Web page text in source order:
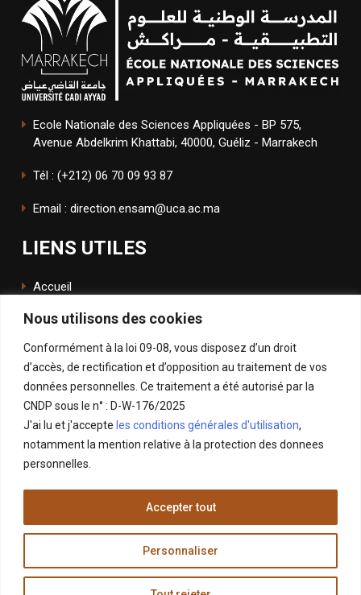
Nous utilisons des cookies
Conformément à la loi 09-08, vous disposez d’un droit
d’accès, de rectification et d’opposition au traitement de vos
données personnelles. Ce traitement a été autorisé par la
CNDP sous le n° : D-W-176/2025
J'ai lu et j'accepte les conditions générales d'utilisation,
notamment la mention relative à la protection des donnees
personnelles.
Personnaliser
Accepter tout
Ecole Nationale des Sciences Appliquées - BP 575,
Avenue Abdelkrim Khattabi, 40000, Guéliz - Marrakech
Tél : (+212) 06 70 09 93 87
Email : direction.ensam@uca.ac.ma
LIENS UTILES
Accueil
L'école
ENSApp
SUIVEZ NOUS
Facebook
Instagram
X